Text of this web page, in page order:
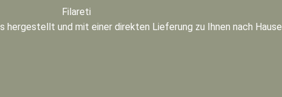
Filareti
hergestellt und mit einer direkten Lieferung zu Ihnen nach Hause.